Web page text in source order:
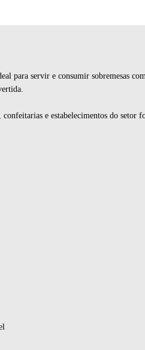
para servir e consumir sobremesas
e estabelecimentos do setor